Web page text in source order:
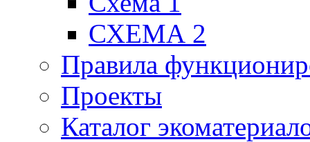
СХЕМА 2
Правила
Проекты
Каталог